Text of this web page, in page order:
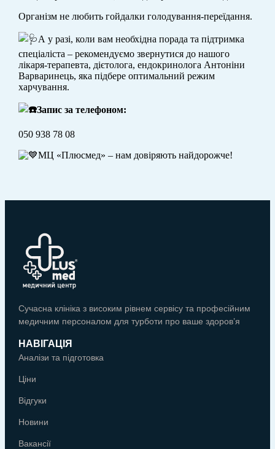
Організм не любить гойдалки голодування-переїдання.
А у разі, коли вам необхідна порада та підтримка
спеціаліста – рекомендуємо звернутися до нашого
лікаря-терапевта, дієтолога, ендокринолога Антоніни
Варваринець, яка підбере оптимальний режим
харчування.
Запис за телефоном:
050 938 78 08
МЦ «Плюсмед» – нам довіряють найдорожче!
Сучасна клініка з високим рівнем сервісу та професійним
медичним персоналом для турботи про ваше здоров’я
НАВІГАЦІЯ
Аналізи та підготовка
Ціни
Відгуки
Новини
Вакансії